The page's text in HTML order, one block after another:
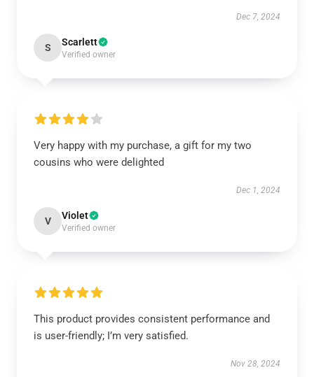
Dec 7, 2024
S Scarlett
Verified owner
Very happy with my purchase, a gift for my two
cousins who were delighted
Dec 1, 2024
V Violet
Verified owner
This product provides consistent performance and
is user-friendly; I’m very satisfied.
Nov 28, 2024